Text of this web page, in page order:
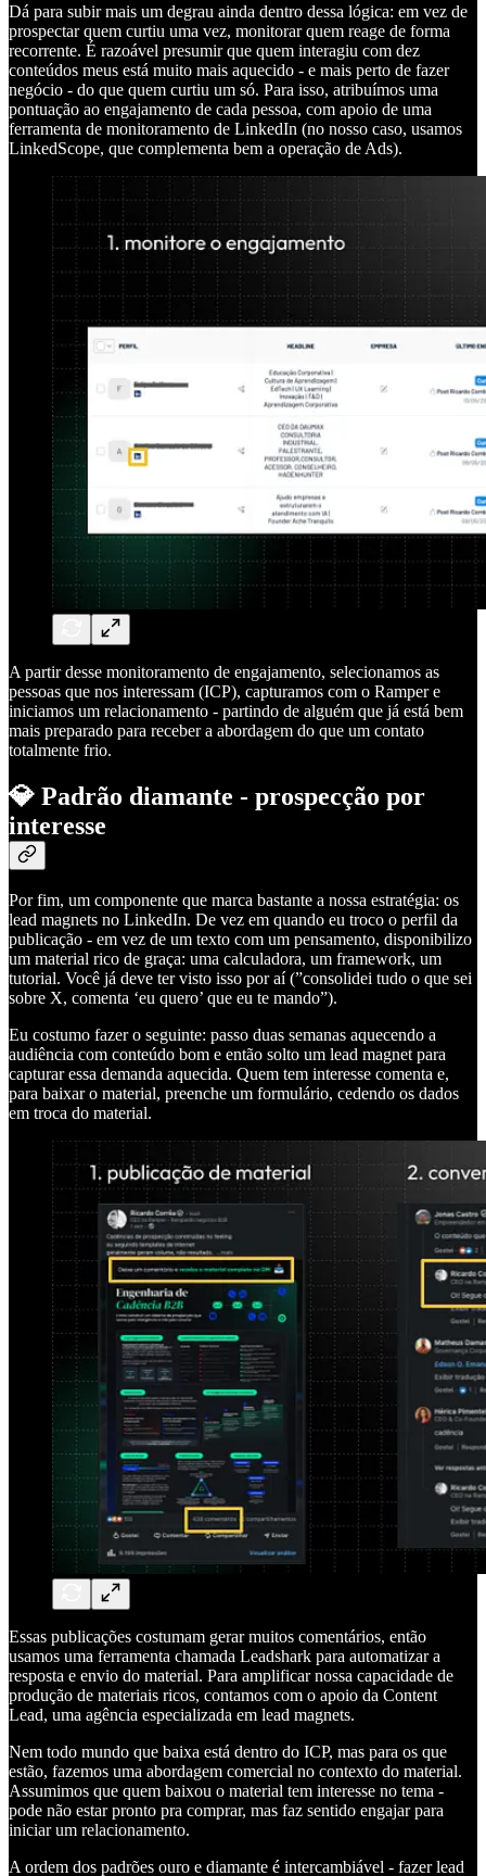
Dá para subir mais um degrau ainda dentro dessa lógica: em vez de
prospectar quem curtiu uma vez, monitorar quem reage de forma
recorrente. É razoável presumir que quem interagiu com dez
conteúdos meus está muito mais aquecido - e mais perto de fazer
negócio - do que quem curtiu um só. Para isso, atribuímos uma
pontuação ao engajamento de cada pessoa, com apoio de uma
ferramenta de monitoramento de LinkedIn (no nosso caso, usamos
LinkedScope, que complementa bem a operação de Ads).
A partir desse monitoramento de engajamento, selecionamos as
pessoas que nos interessam (ICP), capturamos com o Ramper e
iniciamos um relacionamento - partindo de alguém que já está bem
mais preparado para receber a abordagem do que um contato
totalmente frio.
💎 Padrão diamante - prospecção por
interesse
Por fim, um componente que marca bastante a nossa estratégia: os
lead magnets no LinkedIn. De vez em quando eu troco o perfil da
publicação - em vez de um texto com um pensamento, disponibilizo
um material rico de graça: uma calculadora, um framework, um
tutorial. Você já deve ter visto isso por aí (”consolidei tudo o que sei
sobre X, comenta ‘eu quero’ que eu te mando”).
Eu costumo fazer o seguinte: passo duas semanas aquecendo a
audiência com conteúdo bom e então solto um lead magnet para
capturar essa demanda aquecida. Quem tem interesse comenta e,
para baixar o material, preenche um formulário, cedendo os dados
em troca do material.
Essas publicações costumam gerar muitos comentários, então
usamos uma ferramenta chamada Leadshark para automatizar a
resposta e envio do material. Para amplificar nossa capacidade de
produção de materiais ricos, contamos com o apoio da Content
Lead, uma agência especializada em lead magnets.
Nem todo mundo que baixa está dentro do ICP, mas para os que
estão, fazemos uma abordagem comercial no contexto do material.
Assumimos que quem baixou o material tem interesse no tema -
pode não estar pronto pra comprar, mas faz sentido engajar para
iniciar um relacionamento.
A ordem dos padrões ouro e diamante é intercambiável - fazer lead